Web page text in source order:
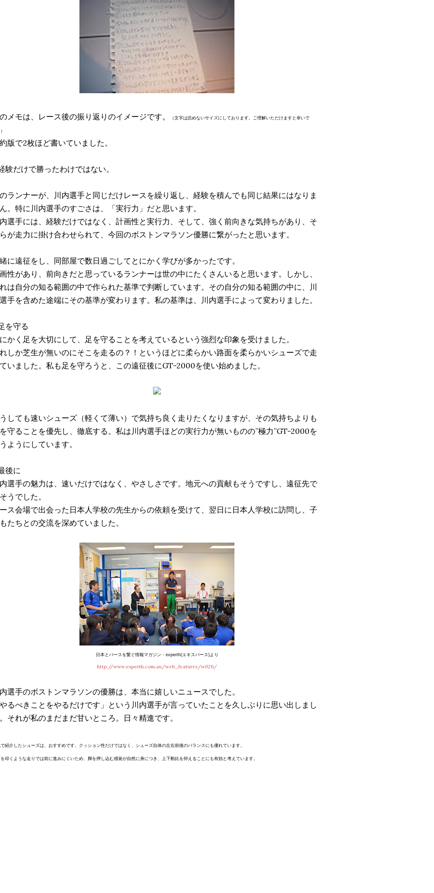
メモは、レース後の振り返りのイメージです。 （文字は読めないサイズにしております。ご理解いただけますと幸いで
版で2枚ほど書いていました。
験だけで勝ったわけではない。
ランナーが、川内選手と同じだけレースを繰り返し、経験を積んでも同じ結果にはなりま
。特に川内選手のすごさは、「実行力」だと思います。
選手には、経験だけではなく、計画性と実行力、そして、強く前向きな気持ちがあり、そ
が走力に掛け合わせられて、今回のボストンマラソン優勝に繋がったと思います。
に遠征をし、同部屋で数日過ごしてとにかく学びが多かったです。
性があり、前向きだと思っているランナーは世の中にたくさんいると思います。しかし、
は自分の知る範囲の中で作られた基準で判断しています。その自分の知る範囲の中に、川
手を含めた途端にその基準が変わります。私の基準は、川内選手によって変わりました。
を守る
かく足を大切にして、足を守ることを考えているという強烈な印象を受けました。
しか芝生が無いのにそこを走るの？！というほどに柔らかい路面を柔らかいシューズで走
いました。私も足を守ろうと、この遠征後にGT-2000を使い始めました。
しても速いシューズ（軽くて薄い）で気持ち良く走りたくなりますが、その気持ちよりも
守ることを優先し、徹底する。私は川内選手ほどの実行力が無いものの”極力”GT-2000を
ようにしています。
後に
選手の魅力は、速いだけではなく、やさしさです。地元への貢献もそうですし、遠征先で
うでした。
ス会場で出会った日本人学校の先生からの依頼を受けて、翌日に日本人学校に訪問し、子
たちとの交流を深めていました。
日本とパースを繋ぐ情報マガジン・experth(エキスパース)より
http://www.experth.com.au/web_features/w026/
選手のボストンマラソンの優勝は、本当に嬉しいニュースでした。
やるべきことをやるだけです」という川内選手が言っていたことを久しぶりに思い出しまし
それが私のまだまだ甘いところ。日々精進です。
で紹介したシューズは、おすすめです。クッション性だけではなく、シューズ自体の左右前後のバランスにも優れています。
叩くような走りでは前に進みにくいため、脚を押し込む感覚が自然に身につき、上下動比を抑えることにも有効と考えています。